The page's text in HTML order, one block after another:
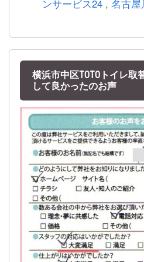
ンサービス24 , 名古屋
横浜市中区TOTOトイレ取
して良かったのお声